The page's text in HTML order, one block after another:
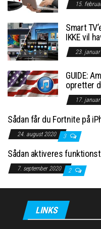
15.
Smart
IKKE vil
23.
GUIDE:
opretter
17.
Sådan får du Fortnite på
24. august 2020 3
Sådan aktiveres
7. september 2020 2
LINKS